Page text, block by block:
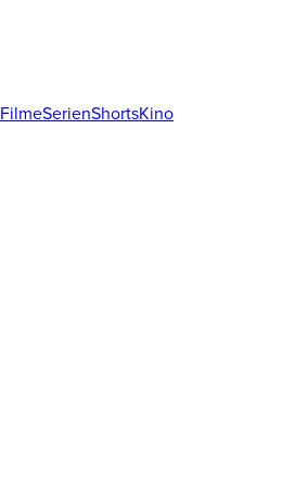
FilmeSerienShortsKino